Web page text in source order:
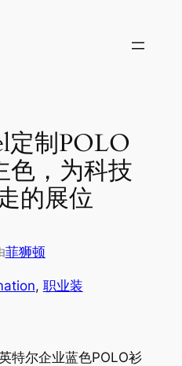
定制POLO
色，为科技
的展位
菲狮顿
, 职业装
特尔企业蓝色POLO衫